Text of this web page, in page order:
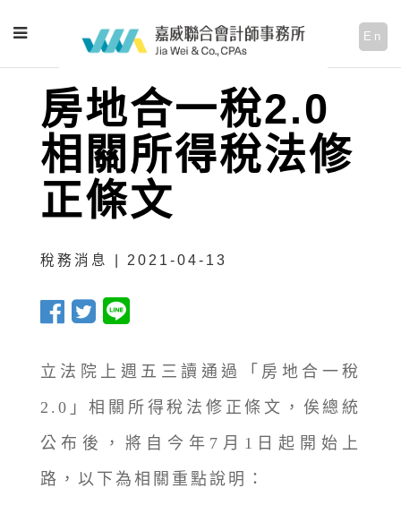
En
房地合一稅2.0
相關所得稅法修
正條文
稅務消息 | 2021-04-13
立法院上週五三讀通過「房地合一稅
2.0」相關所得稅法修正條文，俟總統
公布後，將自今年7月1日起開始上
路，以下為相關重點說明：